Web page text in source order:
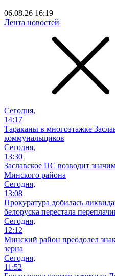
06.08.26 16:19
Лента новостей
Сегодня,
14:17
Тараканы в многоэтажке
коммунальщиков
Сегодня,
13:30
Заславское ПС возводит
Минского района
Сегодня,
13:08
Прокуратура добилась
белоруска перестала
Сегодня,
12:12
Минский район преодолел
зерна
Сегодня,
11:52